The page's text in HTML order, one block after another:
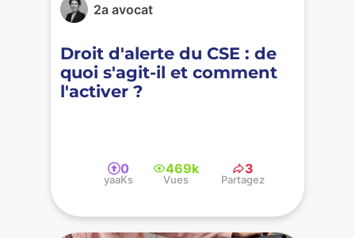
2a avocat
Droit d'alerte du CSE : de
quoi s'agit-il et comment
l'activer ?
0
yaaKs
469k
Vues
3
Partagez